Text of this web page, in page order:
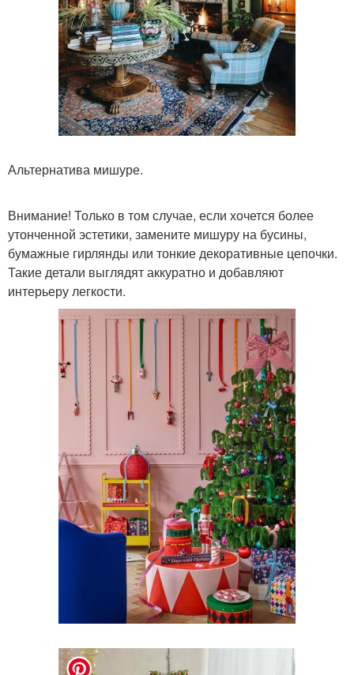
Альтернатива мишуре.
Внимание! Только в том случае, если хочется более
утонченной эстетики, замените мишуру на бусины,
бумажные гирлянды или тонкие декоративные цепочки.
Такие детали выглядят аккуратно и добавляют
интерьеру легкости.